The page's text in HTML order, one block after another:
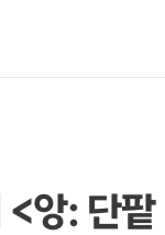
<앙: 단팥